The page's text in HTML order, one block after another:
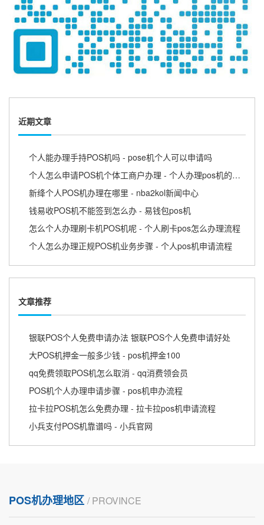
近期文章
个人能办理手持POS机吗 - pose机个人可以申请吗
个人怎么申请POS机个体工商户办理 - 个人办理pos机的流程
新绛个人POS机办理在哪里 - nba2kol新闻中心
钱易收POS机不能签到怎么办 - 易钱包pos机
怎么个人办理刷卡机POS机呢 - 个人刷卡pos怎么办理流程
个人怎么办理正规POS机业务步骤 - 个人pos机申请流程
文章推荐
银联POS个人免费申请办法 银联POS个人免费申请好处
大POS机押金一般多少钱 - pos机押金100
qq免费领取POS机怎么取消 - qq消费领会员
POS机个人办理申请步骤 - pos机申办流程
拉卡拉POS机怎么免费办理 - 拉卡拉pos机申请流程
小兵支付POS机靠谱吗 - 小兵官网
POS机办理地区 / PROVINCE